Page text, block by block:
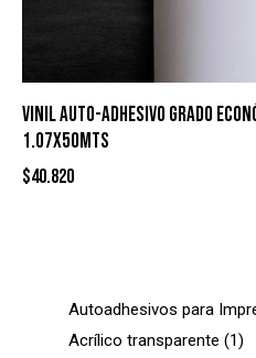
VINIL AUTO-ADHESIVO GRADO
1.07X50MTS
$40.820
Autoadhesivos para
Acrílico transparente
1